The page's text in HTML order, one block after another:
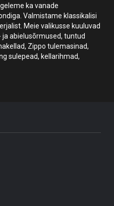
ka vanade
Valmistame klassikalisi
Meie valikusse kuuluvad
ja abielusõrmused, tuntud
Zippo tulemasinad,
sulepead, kellarihmad,